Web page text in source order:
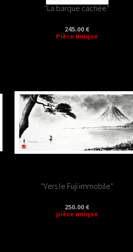
"La barque cachée"
245.00 €
Pièce unique
"Vers le Fuji immobile"
250.00 €
pièce unique